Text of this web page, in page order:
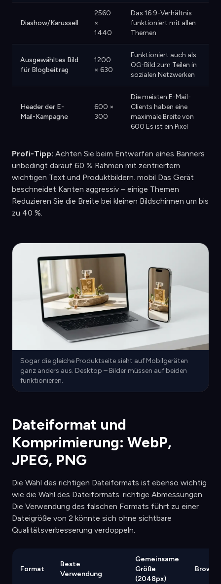
Diashow/Karussell
2560
×
1440
Das 16:9-Verhältnis
funktioniert mit allen
Themen
Ausgewähltes Bild
für Blogbeitrag
1200
× 630
Funktioniert auch als
OG-Bild zum Teilen in
sozialen Netzwerken
Header der E-
Mail-Kampagne
600 ×
300
Die meisten E-Mail-
Clients haben eine
maximale Breite von
600 Es ist ein Pixel
Profi-Tipp: Achten Sie beim Entwerfen eines Banners
unbedingt darauf 60 % Rahmen mit zentriertem
wichtigen Text und Produktbildern. mobil Das Gerät
beschneidet Kanten aggressiv – einige Themen
Reduzieren Sie die Breite bei kleinen Bildschirmen um bis
zu 40 %.
Sogar die gleiche Produktseite sieht auf Mobilgeräten
ganz anders aus. Desktop – Bilder müssen auf beiden
funktionieren.
Dateiformat und
Komprimierung: WebP,
JPEG, PNG
Die Wahl des richtigen Dateiformats ist ebenso wichtig
wie die Wahl des Dateiformats. richtige Abmessungen.
Die Verwendung des falschen Formats führt zu einer
Dateigröße von 2 könnte sich ohne sichtbare
Qualitätsverbesserung verdoppeln.
Format
Beste
Verwendung
Gemeinsame
Größe
(2048px)